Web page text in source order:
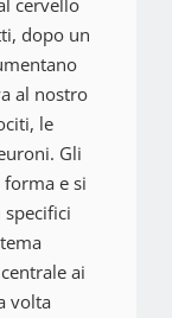
cervello
dopo un
al nostro
le
Gli
e si
ai
volta